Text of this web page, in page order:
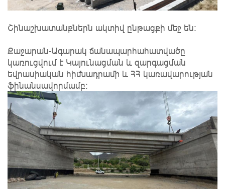
Շինաշխատանքներն ակտիվ ընթացքի մեջ են։
Քաջարան-Ագարակ ճանապարհահատվածը
կառուցվում է Կայունացման և զարգացման
եվրասիական հիմնադրամի և ՀՀ կառավարության
ֆինանսավորմամբ։